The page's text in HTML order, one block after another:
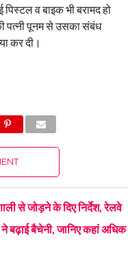
व बाइक भी बरामद हो
पत्नी पूनम से उसका संबंध
कर दी।
से जोड़ने के दिए निर्देश, रेलवे
ने बढ़ाई बैचेनी, जानिए कहां अधिक